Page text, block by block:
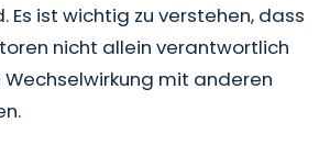
Es ist wichtig zu verstehen, dass
nicht allein verantwortlich
Wechselwirkung mit anderen